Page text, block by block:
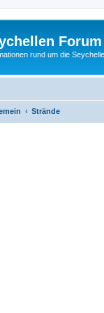
Forum
rund um die
Strände